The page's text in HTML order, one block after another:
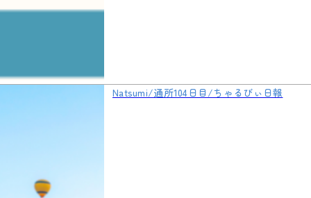
Natsumi/通所104日目/ちゃるびぃ日報